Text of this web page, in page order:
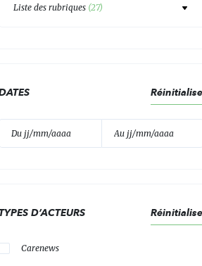
Liste des rubriques (27)
D’ACTEURS
Carenews